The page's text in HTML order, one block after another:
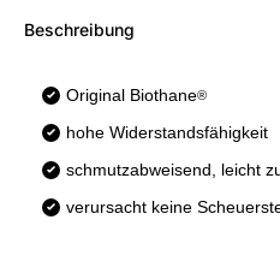
Beschreibung
Original Biothane®
hohe Widerstandsfähigkeit
schmutzabweisend, leicht
verursacht keine